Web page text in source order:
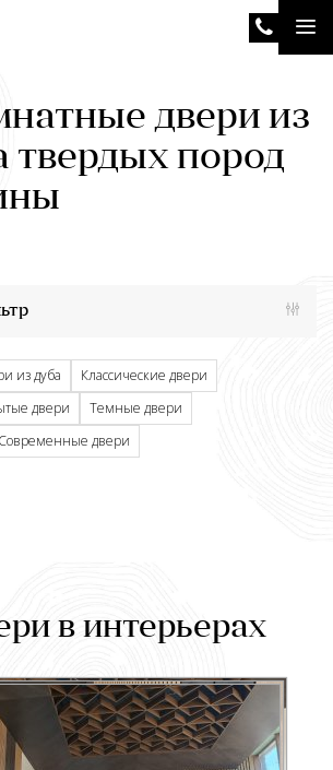
двери из
твердых пород
из дуба
Классические двери
двери
Темные двери
Современные двери
в интерьерах